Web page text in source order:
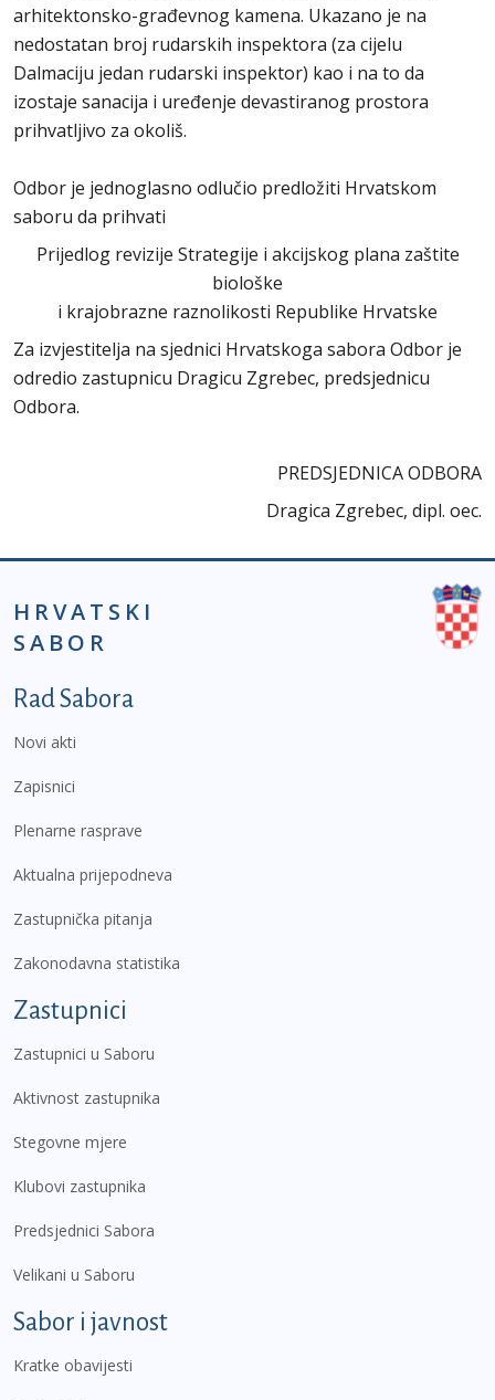
arhitektonsko-građevnog kamena. Ukazano je na
nedostatan broj rudarskih inspektora (za cijelu
Dalmaciju jedan rudarski inspektor) kao i na to da
izostaje sanacija i uređenje devastiranog prostora
prihvatljivo za okoliš.
Odbor je jednoglasno odlučio predložiti Hrvatskom
saboru da prihvati
Prijedlog revizije Strategije i akcijskog plana zaštite
biološke
i krajobrazne raznolikosti Republike Hrvatske
Za izvjestitelja na sjednici Hrvatskoga sabora Odbor je
odredio zastupnicu Dragicu Zgrebec, predsjednicu
Odbora.
PREDSJEDNICA ODBORA
Dragica Zgrebec, dipl. oec.
HRVATSKI
SABOR
Podnožje prvi izbornik
Rad Sabora
Novi akti
Zapisnici
Plenarne rasprave
Aktualna prijepodneva
Zastupnička pitanja
Zakonodavna statistika
Zastupnici
Zastupnici u Saboru
Aktivnost zastupnika
Stegovne mjere
Klubovi zastupnika
Predsjednici Sabora
Velikani u Saboru
Sabor i javnost
Kratke obavijesti